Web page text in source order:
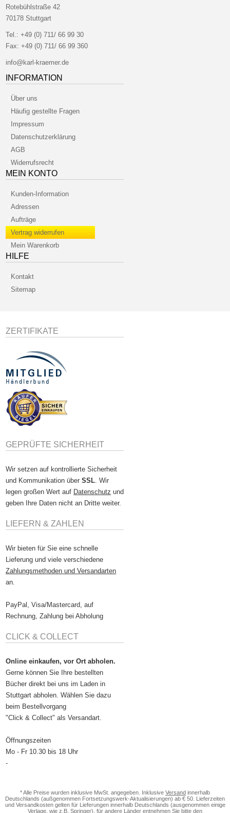
Rotebühlstraße 42
70178 Stuttgart
Tel.:+49 (0) 711/ 66 99 30
Fax: +49 (0) 711/ 66 99 360
info@karl-kraemer.de
INFORMATION
Über uns
Häufig gestellte Fragen
Impressum
Datenschutzerklärung
AGB
Widerrufsrecht
MEIN KONTO
Kunden-Information
Adressen
Aufträge
Vertrag widerrufen
Mein Warenkorb
HILFE
Kontakt
Sitemap
ZERTIFIKATE
GEPRÜFTE SICHERHEIT
Wir setzen auf kontrollierte Sicherheit
und Kommunikation überSSL . Wir
legen großen Wert auf Datenschutz und
geben Ihre Daten nicht an Dritte weiter.
LIEFERN & ZAHLEN
Wir bieten für Sie eine schnelle
Lieferung und viele verschiedene
Zahlungsmethoden und Versandarten
an.
PayPal, Visa/Mastercard, auf
Rechnung, Zahlung bei Abholung
CLICK & COLLECT
Online einkaufen, vor Ort abholen.
Gerne können Sie Ihre bestellten
Bücher direkt bei uns im Laden in
Stuttgart abholen. Wählen Sie dazu
beim Bestellvorgang
"Click & Collect" als Versandart.
Öffnungszeiten
Mo - Fr 10.30 bis 18 Uhr
-
* Alle Preise wurden inklusive MwSt. angegeben. Inklusive Versand innerhalb
Deutschlands (außgenommen Fortsetzungswerk-Aktualisierungen) ab € 50. Lieferzeiten
und Versandkosten gelten für Lieferungen innerhalb Deutschlands (ausgenommen einige
Verlage, wie z.B. Springer), für andere Länder entnehmen Sie bitte den